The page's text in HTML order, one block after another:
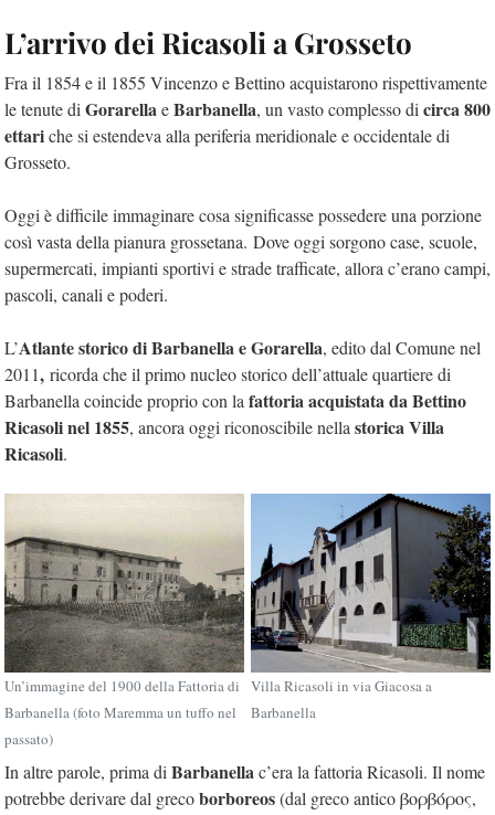
L’arrivo dei Ricasoli a Grosseto
Fra il 1854 e il 1855 Vincenzo e Bettino acquistarono rispettivamente
le tenute di GorarellaeBarbanella, un vasto complesso di circa 800
ettariche si estendeva alla periferia meridionale e occidentale di
Grosseto.
Oggi è difficile immaginare cosa significasse possedere una porzione
così vasta della pianura grossetana. Dove oggi sorgono case, scuole,
supermercati, impianti sportivi e strade trafficate, allora c’erano campi,
pascoli, canali e poderi.
L’Atlante storico di Barbanella e Gorarella, edito dal Comune nel
2011, ricorda che il primo nucleo storico dell’attuale quartiere di
Barbanella coincide proprio con la fattoria acquistata da Bettino
Ricasoli nel 1855, ancora oggi riconoscibile nella storica Villa
Ricasoli.
Un’immagine del 1900 della Fattoria di
Barbanella (foto Maremma un tuffo nel
passato)
Villa Ricasoli in via Giacosa a
Barbanella
In altre parole, prima diBarbanellac’era la fattoria Ricasoli. Il nome
potrebbe derivare dal grecoborboreos(dal greco antico βορβόρος,